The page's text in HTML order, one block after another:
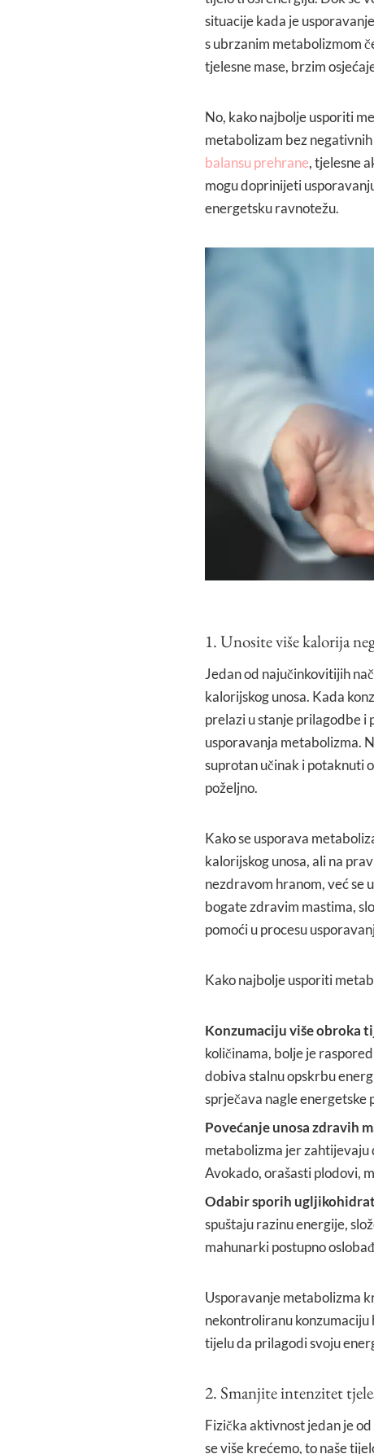
situacije kada je
s ubrzanim metabolizmom
tjelesne mase, brzim
No, kako najbolje usporiti
metabolizam bez
balansu prehrane, tjelesne
mogu doprinijeti
energetsku ravnotežu.
1. Unosite više kalorija
Jedan od najučinkovitijih
kalorijskog unosa. Kada
prelazi u stanje prilagodbe i
usporavanja metabolizma.
suprotan učinak i potaknuti
poželjno.
Kako se usporava
kalorijskog unosa, ali na
nezdravom hranom, već se
bogate zdravim mastima,
pomoći u procesu
Kako najbolje usporiti
Konzumaciju više obroka
količinama, bolje je
dobiva stalnu opskrbu
sprječava nagle energetske
Povećanje unosa zdravih
metabolizma jer zahtijevaju
Avokado, orašasti plodovi,
Odabir sporih
spuštaju razinu energije,
mahunarki postupno
Usporavanje metabolizma
nekontroliranu konzumaciju
tijelu da prilagodi svoju
2. Smanjite intenzitet
Fizička aktivnost jedan je
se više krećemo, to naše